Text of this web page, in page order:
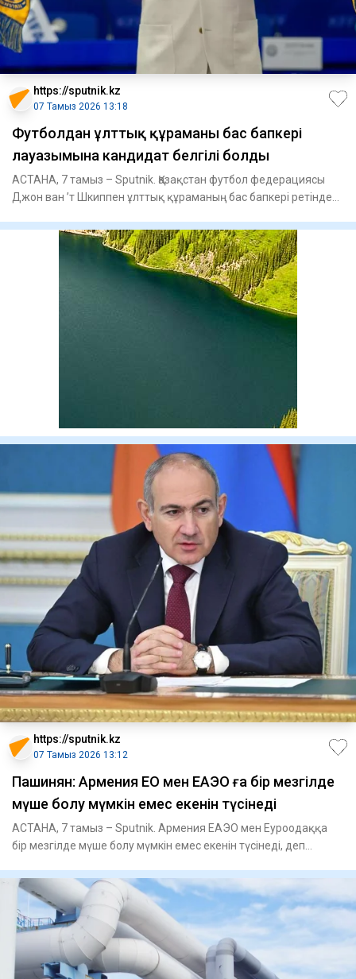
https://sputnik.kz
07 Тамыз 2026 13:18
Футболдан ұлттық құраманың бас бапкері
лауазымына кандидат белгілі болды
АСТАНА, 7 тамыз – Sputnik. Қазақстан футбол федерациясы
Джон ван ’т Шкиппен ұлттық құраманың бас бапкері ретінде
https://sputnik.kz
07 Тамыз 2026 13:12
Пашинян: Армения ЕО мен ЕАЭО ға бір мезгілде
мүше болу мүмкін емес екенін түсінеді
АСТАНА, 7 тамыз – Sputnik. Армения ЕАЭО мен Еуроодаққа
бір мезгілде мүше болу мүмкін емес екенін түсінеді, деп